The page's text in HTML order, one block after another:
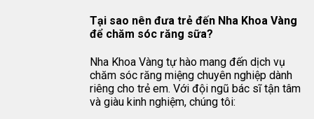
Tại sao nên đưa trẻ đến Nha Khoa Vàng
để chăm sóc răng sữa?
Nha Khoa Vàng tự hào mang đến dịch vụ
chăm sóc răng miệng chuyên nghiệp dành
riêng cho trẻ em. Với đội ngũ bác sĩ tận tâm
và giàu kinh nghiệm, chúng tôi: